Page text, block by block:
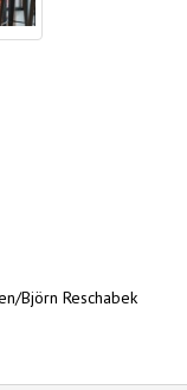
Björn Reschabek